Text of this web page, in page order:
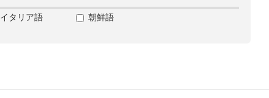
イタリア語
朝鮮語